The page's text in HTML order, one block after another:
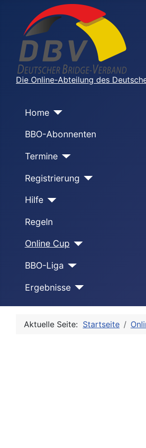
Die Online-Abteilung des
Home
BBO-Abonnenten
Termine
Registrierung
Hilfe
Regeln
Online Cup
BBO-Liga
Ergebnisse
Aktuelle Seite: Startseite